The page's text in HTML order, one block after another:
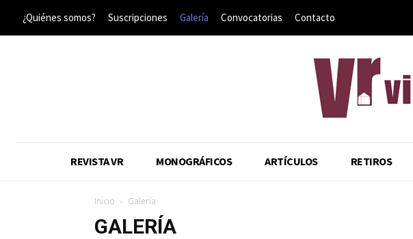
¿Quiénes somos? Suscripciones Galería Convocatorias Contacto
REVISTA VR MONOGRÁFICOS ARTÍCULOS RETIROS
Inicio Galería
GALERÍA